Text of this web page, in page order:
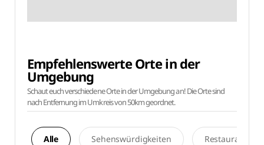
Empfehlenswerte Orte in der
Umgebung
Schaut euch verschiedene Orte in der Umgebung an! Die Orte sind
nach Entfernung im Umkreis von 50km geordnet.
Alle Sehenswürdigkeiten Restaurants